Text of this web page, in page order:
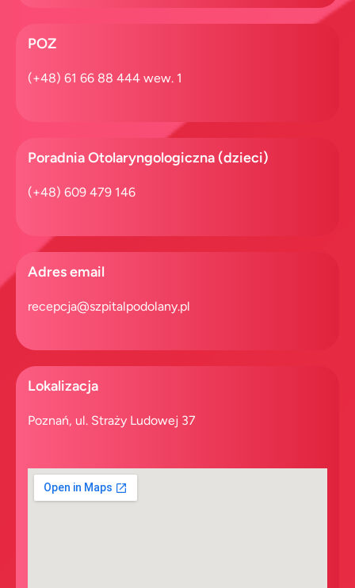
POZ
(+48) 61 66 88 444 wew. 1
Poradnia Otolaryngologiczna (dzieci)
(+48) 609 479 146
Adres email
recepcja@szpitalpodolany.pl
Lokalizacja
Poznań, ul. Straży Ludowej 37